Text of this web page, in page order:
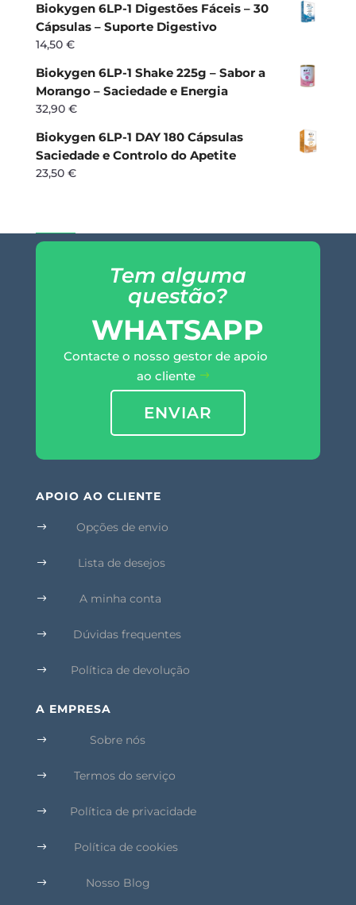
Biokygen 6LP-1 Digestões Fáceis – 30
Cápsulas – Suporte Digestivo
14,50 €
Biokygen 6LP-1 Shake 225g – Sabor a
Morango – Saciedade e Energia
32,90 €
Biokygen 6LP-1 DAY 180 Cápsulas
Saciedade e Controlo do Apetite
23,50 €
Tem alguma
questão?
WHATSAPP
Contacte o nosso gestor de apoio
ao cliente
ENVIAR
APOIO AO CLIENTE
$ Opções de envio
$ Lista de desejos
$ A minha conta
$ Dúvidas frequentes
$ Política de devolução
A EMPRESA
$ Sobre nós
$ Termos do serviço
$ Política de privacidade
$ Política de cookies
$ Nosso Blog